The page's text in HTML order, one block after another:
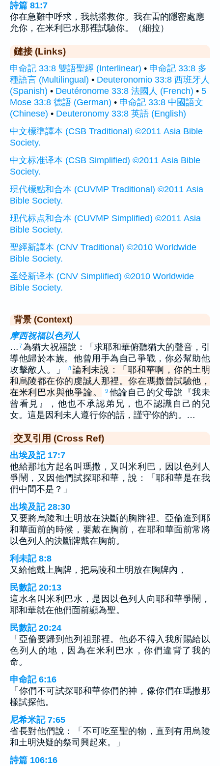
詩篇 81:7
你在急難中呼求，我就搭救你。我在雷的隱密處應
允你，在米利巴水那裡試驗你。（細拉）
鏈接 (Links)
申命記 33:8 雙語聖經 (Interlinear) • 申命記 33:8 多
種語言 (Multilingual) • Deuteronomio 33:8 西班牙人
(Spanish) • Deutéronome 33:8 法國人 (French) • 5
Mose 33:8 德語 (German) • 申命記 33:8 中國語文
(Chinese) • Deuteronomy 33:8 英語 (English)
中文標準譯本 (CSB Traditional) ©2011 Asia Bible
Society.
中文标准译本 (CSB Simplified) ©2011 Asia Bible
Society.
現代標點和合本 (CUVMP Traditional) ©2011 Asia
Bible Society.
现代标点和合本 (CUVMP Simplified) ©2011 Asia
Bible Society.
聖經新譯本 (CNV Traditional) ©2010 Worldwide
Bible Society.
圣经新译本 (CNV Simplified) ©2010 Worldwide
Bible Society.
背景 (Context)
摩西祝福以色列人
… 7為猶大祝福說：「求耶和華俯聽猶大的聲音，引
導他歸於本族。他曾用手為自己爭戰，你必幫助他
攻擊敵人。」
8 論利未說：「耶和華啊，你的土明
和烏陵都在你的虔誠人那裡。你在瑪撒曾試驗他，
在米利巴水與他爭論。
9 他論自己的父母說『我未
曾看見』，他也不承認弟兄，也不認識自己的兒
女。這是因利未人遵行你的話，謹守你的約。…
交叉引用 (Cross Ref)
出埃及記 17:7
他給那地方起名叫瑪撒，又叫米利巴，因以色列人
爭鬧，又因他們試探耶和華，說：「耶和華是在我
們中間不是？」
出埃及記 28:30
又要將烏陵和土明放在決斷的胸牌裡。亞倫進到耶
和華面前的時候，要戴在胸前，在耶和華面前常將
以色列人的決斷牌戴在胸前。
利未記 8:8
又給他戴上胸牌，把烏陵和土明放在胸牌內，
民數記 20:13
這水名叫米利巴水，是因以色列人向耶和華爭鬧，
耶和華就在他們面前顯為聖。
民數記 20:24
「亞倫要歸到他列祖那裡。他必不得入我所賜給以
色列人的地，因為在米利巴水，你們違背了我的
命。
申命記 6:16
「你們不可試探耶和華你們的神，像你們在瑪撒那
樣試探他。
尼希米記 7:65
省長對他們說：「不可吃至聖的物，直到有用烏陵
和土明決疑的祭司興起來。」
詩篇 106:16